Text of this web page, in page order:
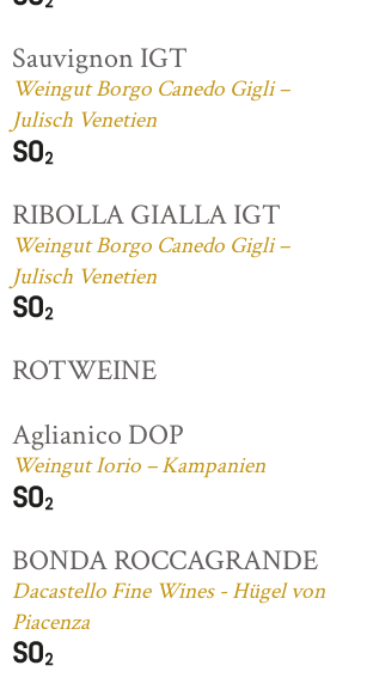
Sauvignon IGT
Weingut Borgo Canedo Gigli –
Julisch Venetien
RIBOLLA GIALLA IGT
Weingut Borgo Canedo Gigli –
Julisch Venetien
ROTWEINE
Aglianico DOP
Weingut Iorio – Kampanien
BONDA ROCCAGRANDE
Dacastello Fine Wines - Hügel von
Piacenza